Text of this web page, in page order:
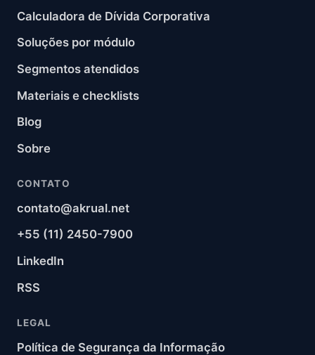
Calculadora de Dívida Corporativa
Soluções por módulo
Segmentos atendidos
Materiais e checklists
Blog
Sobre
CONTATO
contato@akrual.net
+55 (11) 2450-7900
LinkedIn
RSS
LEGAL
Política de Segurança da Informação